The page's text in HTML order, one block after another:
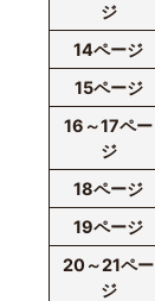
ジ
14ページ
15ページ
16～17ペー
ジ
18ページ
19ページ
20～21ペー
ジ